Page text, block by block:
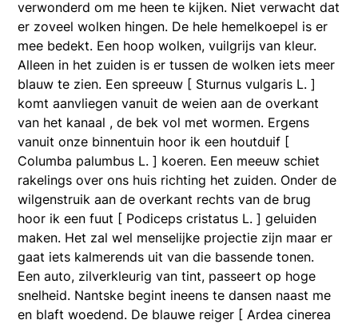
verwonderd om me heen te kijken. Niet verwacht dat
er zoveel wolken hingen. De hele hemelkoepel is er
mee bedekt. Een hoop wolken, vuilgrijs van kleur.
Alleen in het zuiden is er tussen de wolken iets meer
blauw te zien. Een spreeuw [ Sturnus vulgaris L. ]
komt aanvliegen vanuit de weien aan de overkant
van het kanaal , de bek vol met wormen. Ergens
vanuit onze binnentuin hoor ik een houtduif [
Columba palumbus L. ] koeren. Een meeuw schiet
rakelings over ons huis richting het zuiden. Onder de
wilgenstruik aan de overkant rechts van de brug
hoor ik een fuut [ Podiceps cristatus L. ] geluiden
maken. Het zal wel menselijke projectie zijn maar er
gaat iets kalmerends uit van die bassende tonen.
Een auto, zilverkleurig van tint, passeert op hoge
snelheid. Nantske begint ineens te dansen naast me
en blaft woedend. De blauwe reiger [ Ardea cinerea